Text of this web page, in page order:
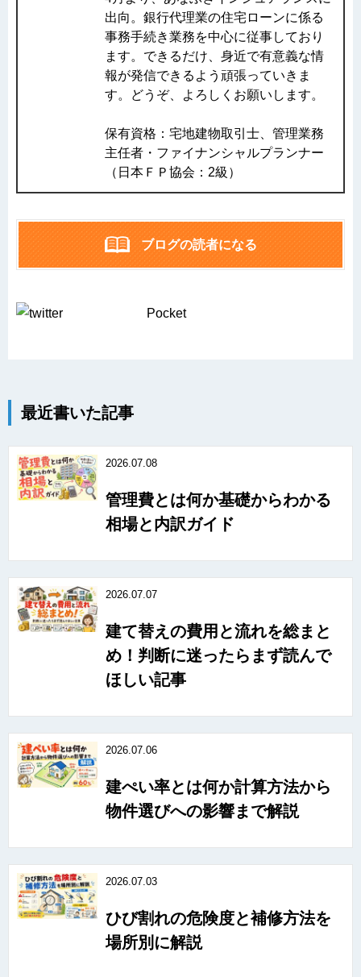
出向。銀行代理業の住宅ローンに係る
事務手続き業務を中心に従事しており
ます。できるだけ、身近で有意義な情
報が発信できるよう頑張っていきま
す。どうぞ、よろしくお願いします。
保有資格：宅地建物取引士、管理業務
主任者・ファイナンシャルプランナー
（日本ＦＰ協会：2級）
ブログの読者になる
Pocket
最近書いた記事
2026.07.08
管理費とは何か基礎からわかる
相場と内訳ガイド
2026.07.07
建て替えの費用と流れを総まと
め！判断に迷ったらまず読んで
ほしい記事
2026.07.06
建ぺい率とは何か計算方法から
物件選びへの影響まで解説
2026.07.03
ひび割れの危険度と補修方法を
場所別に解説